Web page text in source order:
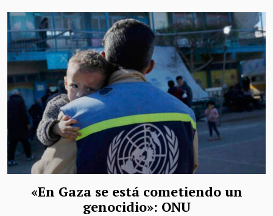
«En Gaza se está cometiendo un
genocidio»: ONU